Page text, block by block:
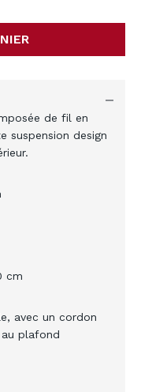
de fil en
suspension design
cm
avec un cordon
plafond